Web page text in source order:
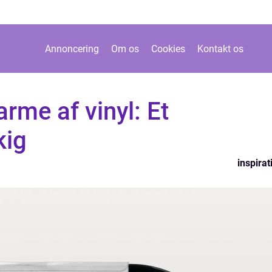
Annoncering Om os Cookies Kontakt os
af vinyl: Et